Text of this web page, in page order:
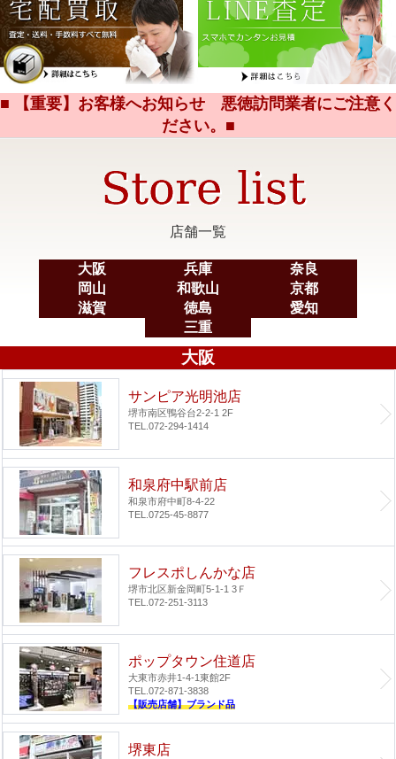
■ 【重要】お客様へお知らせ 悪徳訪問業者にご注意く
ださい。■
店舗一覧
大阪 兵庫
奈良
岡山
和歌山
京都
滋賀
徳島
愛知
三重
大阪
サンピア光明池店
堺市南区鴨谷台2-2-1 2F
TEL.072-294-1414
和泉府中駅前店
和泉市府中町8-4-22
TEL.0725-45-8877
フレスポしんかな店
堺市北区新金岡町5-1-1 3Ｆ
TEL.072-251-3113
ポップタウン住道店
大東市赤井1-4-1東館2F
TEL.072-871-3838
【販売店舗】ブランド品
堺東店